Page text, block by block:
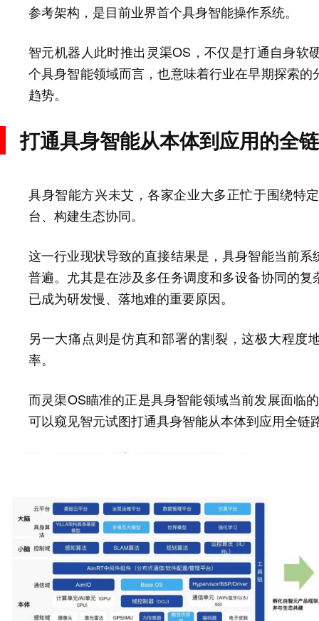
参考架构，是目前业界首个具身智能操作系统。
智元机器人此时推出灵渠OS，不仅是打通自身
个具身智能领域而言，也意味着行业在早期探索
趋势。
打通具身智能从本体到应用的全
具身智能方兴未艾，各家企业大多正忙于围绕特
台、构建生态协同。
这一行业现状导致的直接结果是，具身智能当前
普遍。尤其是在涉及多任务调度和多设备协同的
已成为研发慢、落地难的重要原因。
另一大痛点则是仿真和部署的割裂，这极大程度
率。
而灵渠OS瞄准的正是具身智能领域当前发展面临
可以窥见智元试图打通具身智能从本体到应用全链